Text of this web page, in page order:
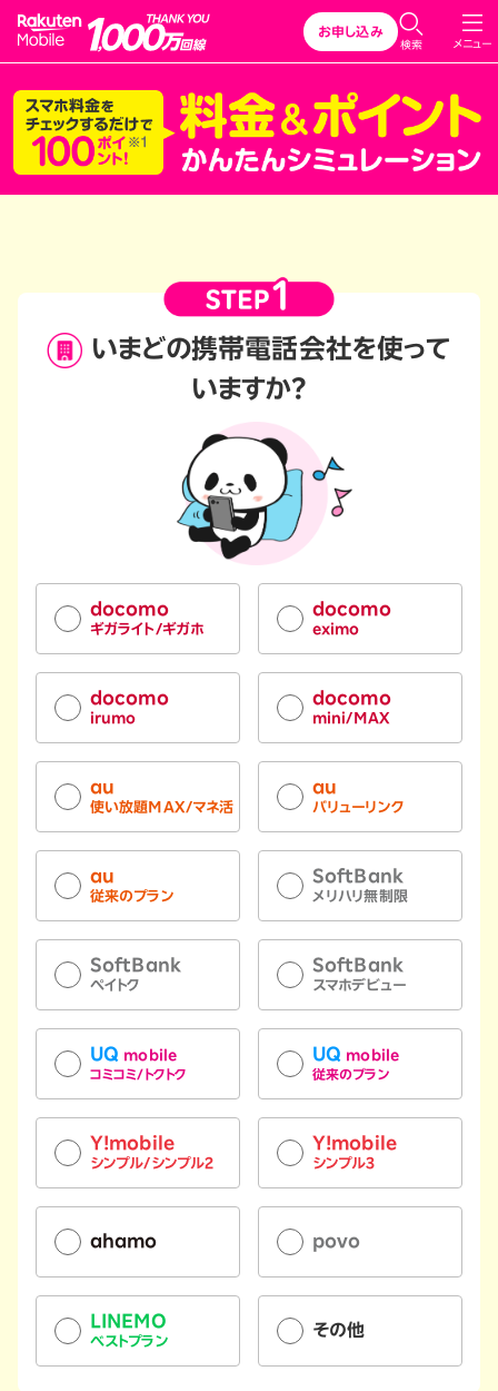
Rakuten Mobile
メニュー
検索
お申し込み
いまどの携帯電話会社を使って
いますか？
docomo
ギガライト/ギガホ
docomo
eximo
docomo
irumo
docomo
mini/MAX
au
使い放題MAX/マネ活
au
バリューリンク
au
従来のプラン
SoftBank
メリハリ無制限
SoftBank
ペイトク
SoftBank
スマホデビュー
UQ mobile
コミコミ/トクトク
UQ mobile
従来のプラン
Y!mobile
シンプル/シンプル2
Y!mobile
シンプル3
ahamo povo
LINEMO
ベストプラン
その他